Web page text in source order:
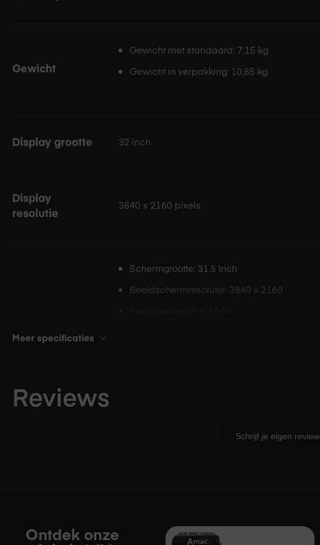
Gewicht
Gewicht met standaard: 7,15 kg
Gewicht in verpakking: 10,85 kg
Display grootte 32 inch
Display
resolutie
3840 x 2160 pixels
Schermgrootte: 31.5 Inch
Beeldschermresolutie: 3840 x 2160
Meer specificaties
Reviews
Schrijf je eigen review
Ontdek onze